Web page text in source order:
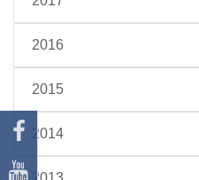
2016
2015
2014